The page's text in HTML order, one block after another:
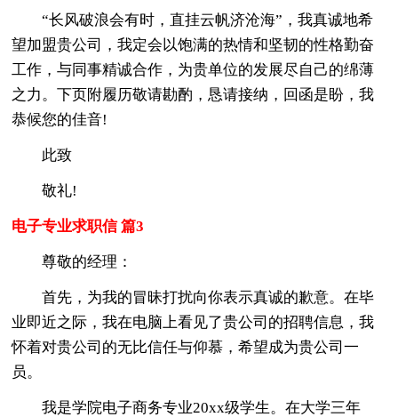
“长风破浪会有时，直挂云帆济沧海”，我真诚地希
望加盟贵公司，我定会以饱满的热情和坚韧的性格勤奋
工作，与同事精诚合作，为贵单位的发展尽自己的绵薄
之力。下页附履历敬请勘酌，恳请接纳，回函是盼，我
恭候您的佳音!
此致
敬礼!
电子专业求职信 篇3
尊敬的经理：
首先，为我的冒昧打扰向你表示真诚的歉意。在毕
业即近之际，我在电脑上看见了贵公司的招聘信息，我
怀着对贵公司的无比信任与仰慕，希望成为贵公司一
员。
我是学院电子商务专业20xx级学生。在大学三年